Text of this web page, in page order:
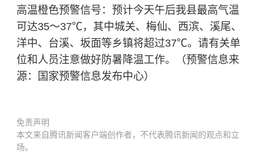
高温橙色预警信号：预计今天午后我县最高气温
可达35～37℃，其中城关、梅仙、西滨、溪尾、
洋中、台溪、坂面等乡镇将超过37℃。请有关单
位和人员注意做好防暑降温工作。（预警信息来
源：国家预警信息发布中心）
免责声明
本文来自腾讯新闻客户端创作者，不代表腾讯新闻的观点和立
场。